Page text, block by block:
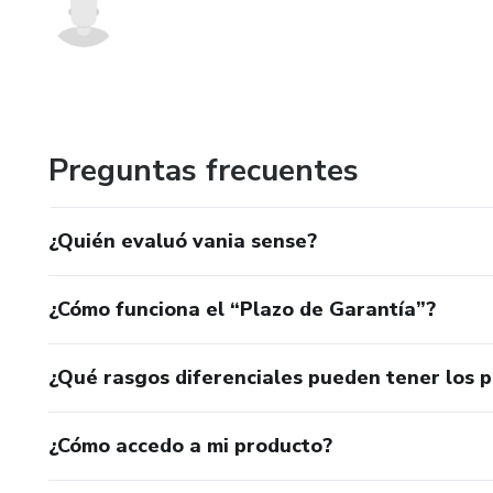
Preguntas frecuentes
¿Quién evaluó vania sense?
¿Cómo funciona el “Plazo de Garantía”?
¿Qué rasgos diferenciales pueden tener los
¿Cómo accedo a mi producto?